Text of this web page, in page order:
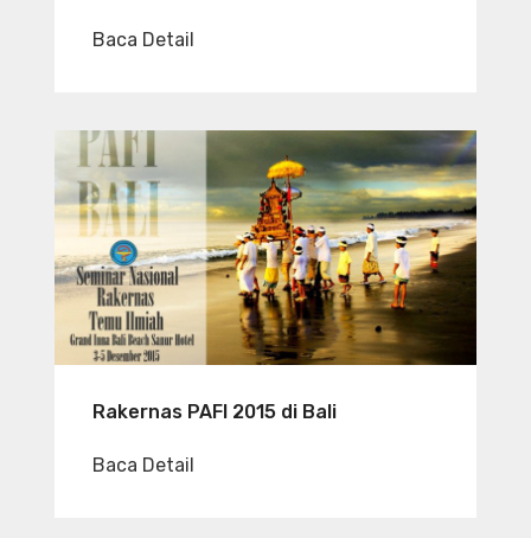
Baca Detail
Rakernas PAFI 2015 di Bali
Baca Detail